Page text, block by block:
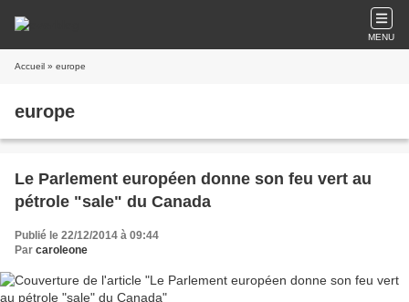
MENU
Accueil » europe
europe
Le Parlement européen donne son feu vert au
pétrole "sale" du Canada
Publié le 22/12/2014 à 09:44
Par caroleone